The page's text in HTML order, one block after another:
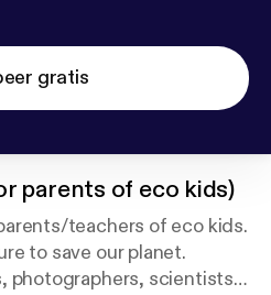
gratis
parents of eco kids)
teachers of eco kids.
to save our planet.
photographers, scientists,